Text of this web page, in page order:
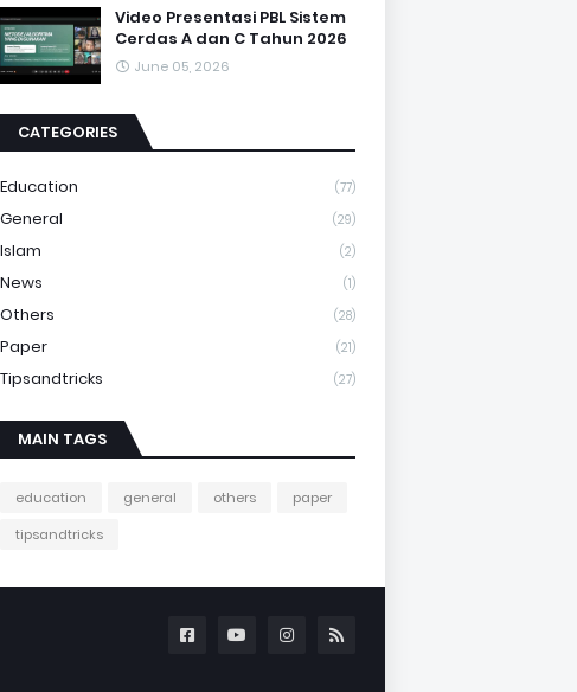
Video Presentasi PBL Sistem
Cerdas A dan C Tahun 2026
June 05, 2026
CATEGORIES
Education (77)
General (29)
Islam (2)
News (1)
Others (28)
Paper (21)
Tipsandtricks (27)
MAIN TAGS
education general others
paper
tipsandtricks